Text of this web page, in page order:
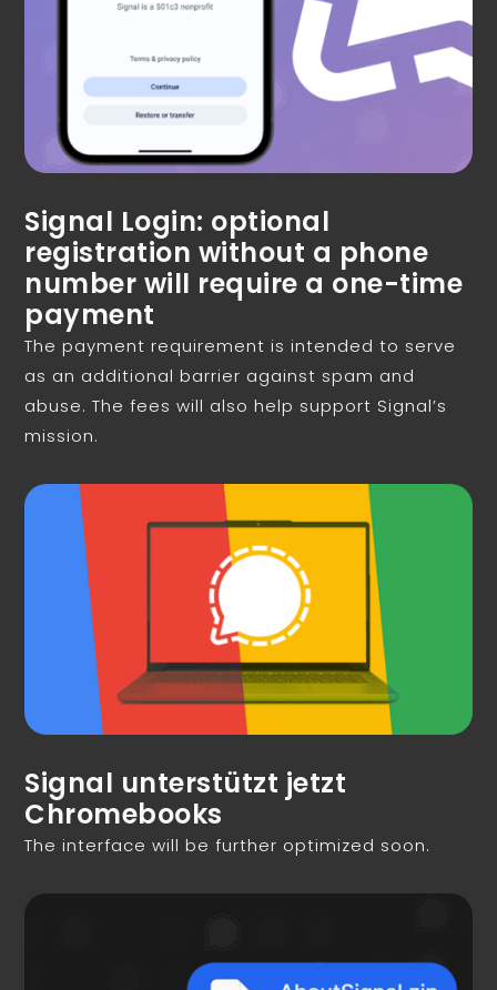
Signal Login: optional
registration without a phone
number will require a one-time
payment
The payment requirement is intended to serve
as an additional barrier against spam and
abuse. The fees will also help support Signal’s
mission.
Signal unterstützt jetzt
Chromebooks
The interface will be further optimized soon.